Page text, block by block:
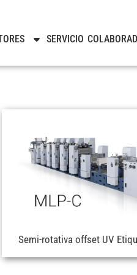
SERVICIO
Semi-rotativa offset UV